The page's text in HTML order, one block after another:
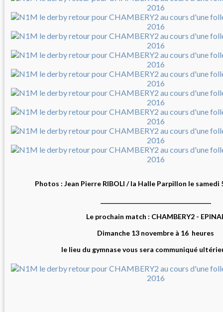
Photos : Jean Pierre RIBOLI / la Halle Parpillon le samedi
Le prochain match : CHAMBERY2 -
Dimanche 13 novembre à 16 heures
le lieu du gymnase vous sera communiqué